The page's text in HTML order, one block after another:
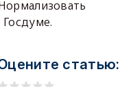
статью: